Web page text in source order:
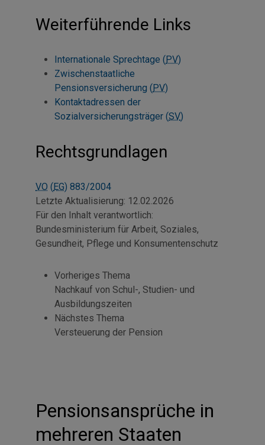
Weiterführende Links
Internationale Sprechtage (PV)
Zwischenstaatliche
Pensionsversicherung (PV)
Kontaktadressen der
Sozialversicherungsträger (SV)
Rechtsgrundlagen
VO (EG) 883/2004
Letzte Aktualisierung: 12.02.2026
Für den Inhalt verantwortlich:
Bundesministerium für Arbeit, Soziales,
Gesundheit, Pflege und Konsumentenschutz
Vorheriges Thema
Nachkauf von Schul-, Studien- und
Ausbildungszeiten
Nächstes Thema
Versteuerung der Pension
Pensionsansprüche in
mehreren Staaten